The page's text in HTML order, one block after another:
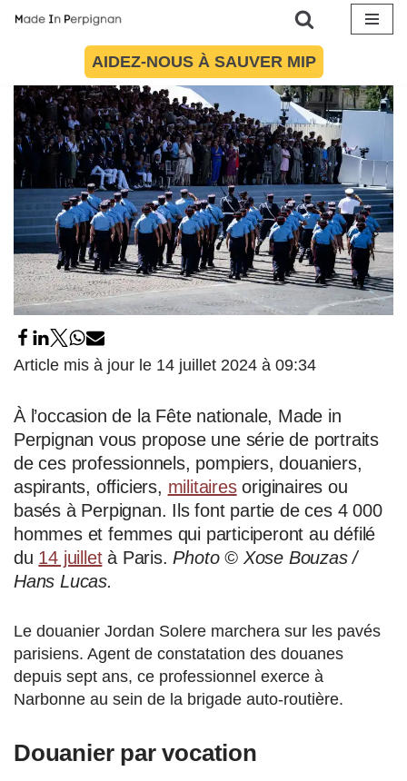
contenu
AIDEZ-NOUS À SAUVER MIP
Article mis à jour le 14 juillet 2024 à 09:34
À l’occasion de la Fête nationale, Made in
Perpignan vous propose une série de portraits
de ces professionnels, pompiers, douaniers,
aspirants, officiers, militairesoriginaires ou
basés à Perpignan. Ils font partie de ces 4 000
hommes et femmes qui participeront au défilé
du 14 juilletà Paris. Photo © Xose Bouzas /
Hans Lucas.
Le douanier Jordan Solere marchera sur les pavés
parisiens. Agent de constatation des douanes
depuis sept ans, ce professionnel exerce à
Narbonne au sein de la brigade auto-routière.
Douanier par vocation